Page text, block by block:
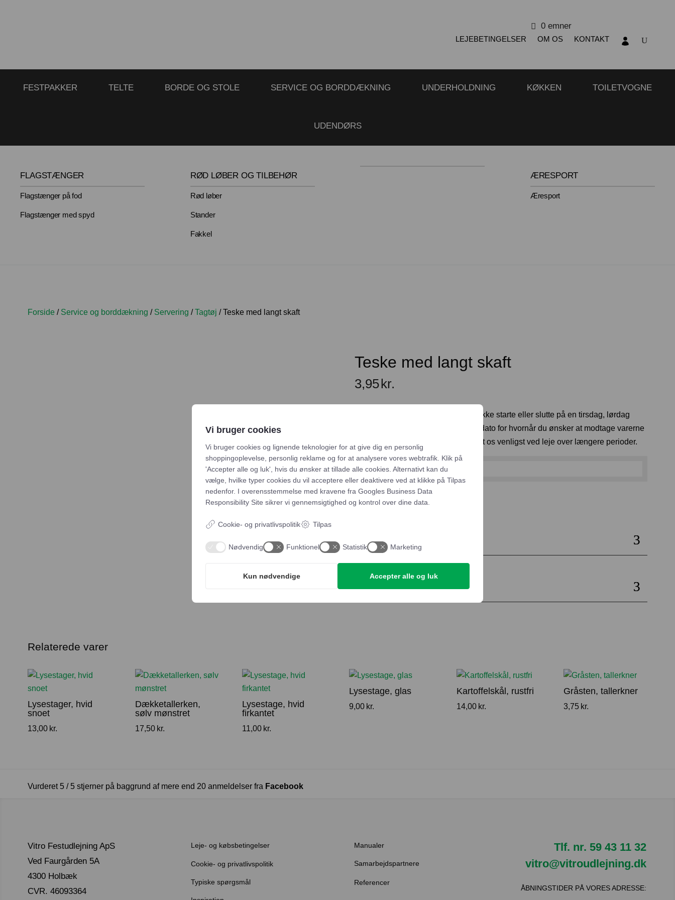
0 emner
LEJEBETINGELSER OM OS KONTAKT
FESTPAKKER TELTE BORDE OG STOLE SERVICE OG BORDDÆKNING UNDERHOLDNING KØKKEN TOILETVOGNE
UDENDØRS
FLAGSTÆNGER
Flagstænger på fod
Flagstænger med spyd
RØD LØBER OG TILBEHØR
Rød løber
Stander
Fakkel
ÆRESPORT
Æresport
Forside / Service og borddækning / Servering /Tagtøj / Teske med langt skaft
Teske med langt skaft
3,95kr.
En lejeperiode er 2-5 dage, og kan ikke starte eller slutte på en tirsdag, lørdag
eller søndag. Vælg venligst en startdato for hvornår du ønsker at modtage varerne
samt slutdato for returnering. Kontakt os venligst ved leje over længere perioder.
Teske
antal
Tilføj til kurv
Yderligere beskrivelse
Afhentning og levering
Relaterede varer
Lysestager, hvid
snoet
13,00 kr.
Dækketallerken,
sølv mønstret
17,50 kr.
Lysestage, hvid
firkantet
11,00 kr.
Lysestage, glas
9,00 kr.
Kartoffelskål, rustfri
14,00 kr.
Gråsten, tallerkner
3,75 kr.
Vurderet 5 / 5 stjerner på baggrund af mere end 20 anmeldelser fra Facebook
Vitro Festudlejning ApS
Ved Faurgården 5A
4300 Holbæk
CVR. 46093364
Leje- og købsbetingelser
Cookie- og privatlivspolitik
Typiske spørgsmål
Manualer
Samarbejdspartnere
Referencer
Tlf. nr. 59 43 11 32
vitro@vitroudlejning.dk
ÅBNINGSTIDER PÅ VORES ADRESSE:
Vi bruger cookies
Vi bruger cookies og lignende teknologier for at give dig en personlig
shoppingoplevelse, personlig reklame og for at analysere vores webtrafik. Klik på
'Accepter alle og luk', hvis du ønsker at tillade alle cookies. Alternativt kan du
vælge, hvilke typer cookies du vil acceptere eller deaktivere ved at klikke på Tilpas
nedenfor. I overensstemmelse med kravene fra Googles Business Data
Responsibility Site sikrer vi gennemsigtighed og kontrol over dine data.
Cookie- og privatlivspolitik Tilpas
Nødvendig Funktionel Statistik Marketing
Kun nødvendige Accepter alle og luk